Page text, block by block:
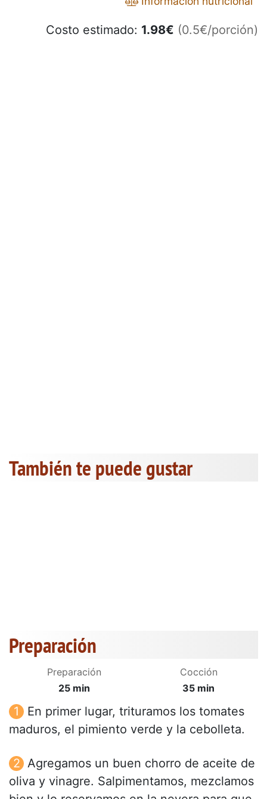
Costo estimado: 1.98€ (0.5€/porción)
También te puede gustar
Preparación
Preparación
25 min
Cocción
35 min
En primer lugar, trituramos los tomates
maduros, el pimiento verde y la cebolleta.
Agregamos un buen chorro de aceite de
oliva y vinagre. Salpimentamos, mezclamos